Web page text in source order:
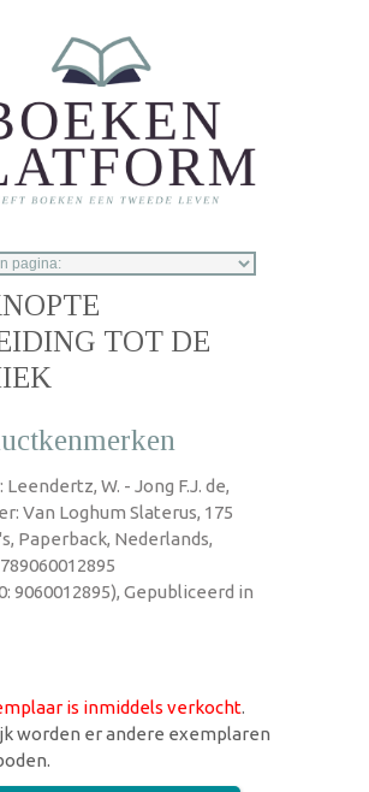
TOT DE
W. - Jong F.J. de,
Van Loghum Slaterus, 175
Paperback, Nederlands,
9060012895), Gepubliceerd in
is inmiddels verkocht.
worden er andere exemplaren